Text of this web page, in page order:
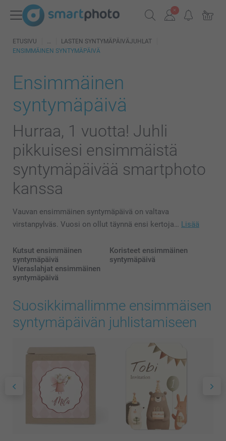
ETUSIVU
LASTEN SYNTYMÄPÄIVÄJUHLAT
ENSIMMÄINEN SYNTYMÄPÄIVÄ
Ensimmäinen
syntymäpäivä
Hurraa, 1 vuotta! Juhli
pikkuisesi ensimmäistä
syntymäpäivää smartphoto
kanssa
Vauvan ensimmäinen syntymäpäivä on valtava
virstanpylväs. Vuosi on ollut täynnä ensi kertoja… Lisää
Kutsut ensimmäinen
syntymäpäivä
Koristeet ensimmäinen
syntymäpäivä
Vieraslahjat ensimmäinen
syntymäpäivä
Suosikkimallimme ensimmäisen
syntymäpäivän juhlistamiseen